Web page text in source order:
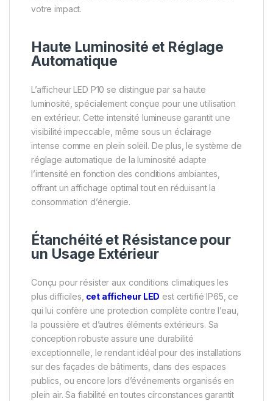
votre impact.
Haute Luminosité et Réglage
Automatique
L’afficheur LED P10 se distingue par sa haute
luminosité, spécialement conçue pour une utilisation
en extérieur. Cette intensité lumineuse garantit une
visibilité impeccable, même sous un éclairage
intense comme en plein soleil. De plus, le système de
réglage automatique de la luminosité adapte
l’intensité en fonction des conditions ambiantes,
offrant un affichage optimal tout en réduisant la
consommation d’énergie.
Étanchéité et Résistance pour
un Usage Extérieur
Conçu pour résister aux conditions climatiques les
plus difficiles, cet afficheur LED est certifié IP65, ce
qui lui confère une protection complète contre l’eau,
la poussière et d’autres éléments extérieurs. Sa
conception robuste assure une durabilité
exceptionnelle, le rendant idéal pour des installations
sur des façades de bâtiments, dans des espaces
publics, ou encore lors d’événements organisés en
plein air. Sa fiabilité en toutes circonstances garantit